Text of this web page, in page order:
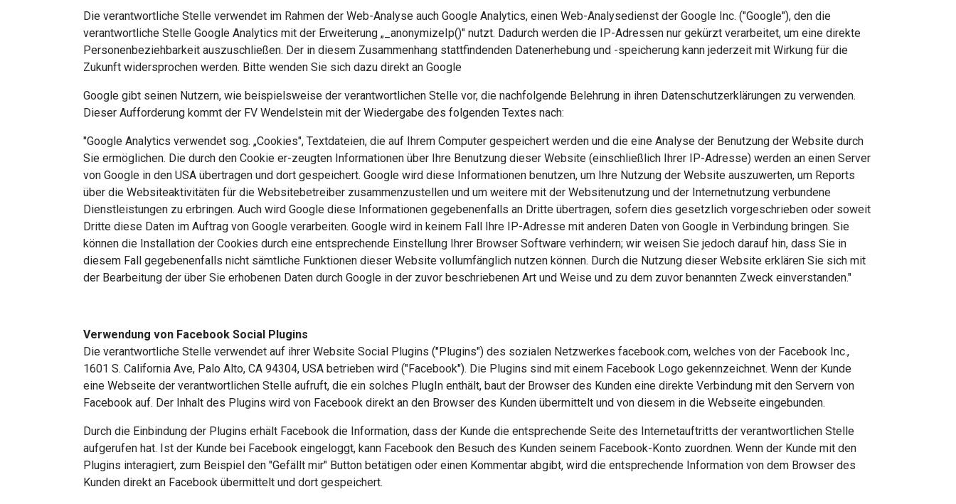
Die verantwortliche Stelle verwendet im Rahmen der Web-Analyse auch Google Analytics, einen Web-Analysedienst der Google Inc. ("Google"), den die
verantwortliche Stelle Google Analytics mit der Erweiterung „_anonymizeIp()" nutzt. Dadurch werden die IP-Adressen nur gekürzt verarbeitet, um eine direkte
Personenbeziehbarkeit auszuschließen. Der in diesem Zusammenhang stattfindenden Datenerhebung und -speicherung kann jederzeit mit Wirkung für die
Zukunft widersprochen werden. Bitte wenden Sie sich dazu direkt an Google
Google gibt seinen Nutzern, wie beispielsweise der verantwortlichen Stelle vor, die nachfolgende Belehrung in ihren Datenschutzerklärungen zu verwenden.
Dieser Aufforderung kommt der FV Wendelstein mit der Wiedergabe des folgenden Textes nach:
"Google Analytics verwendet sog. „Cookies", Textdateien, die auf Ihrem Computer gespeichert werden und die eine Analyse der Benutzung der Website durch
Sie ermöglichen. Die durch den Cookie er-zeugten Informationen über Ihre Benutzung dieser Website (einschließlich Ihrer IP-Adresse) werden an einen Server
von Google in den USA übertragen und dort gespeichert. Google wird diese Informationen benutzen, um Ihre Nutzung der Website auszuwerten, um Reports
über die Websiteaktivitäten für die Websitebetreiber zusammenzustellen und um weitere mit der Websitenutzung und der Internetnutzung verbundene
Dienstleistungen zu erbringen. Auch wird Google diese Informationen gegebenenfalls an Dritte übertragen, sofern dies gesetzlich vorgeschrieben oder soweit
Dritte diese Daten im Auftrag von Google verarbeiten. Google wird in keinem Fall Ihre IP-Adresse mit anderen Daten von Google in Verbindung bringen. Sie
können die Installation der Cookies durch eine entsprechende Einstellung Ihrer Browser Software verhindern; wir weisen Sie jedoch darauf hin, dass Sie in
diesem Fall gegebenenfalls nicht sämtliche Funktionen dieser Website vollumfänglich nutzen können. Durch die Nutzung dieser Website erklären Sie sich mit
der Bearbeitung der über Sie erhobenen Daten durch Google in der zuvor beschriebenen Art und Weise und zu dem zuvor benannten Zweck einverstanden."
Verwendung von Facebook Social Plugins
Die verantwortliche Stelle verwendet auf ihrer Website Social Plugins ("Plugins") des sozialen Netzwerkes facebook.com, welches von der Facebook Inc.,
1601 S. California Ave, Palo Alto, CA 94304, USA betrieben wird ("Facebook"). Die Plugins sind mit einem Facebook Logo gekennzeichnet. Wenn der Kunde
eine Webseite der verantwortlichen Stelle aufruft, die ein solches PlugIn enthält, baut der Browser des Kunden eine direkte Verbindung mit den Servern von
Facebook auf. Der Inhalt des Plugins wird von Facebook direkt an den Browser des Kunden übermittelt und von diesem in die Webseite eingebunden.
Durch die Einbindung der Plugins erhält Facebook die Information, dass der Kunde die entsprechende Seite des Internetauftritts der verantwortlichen Stelle
aufgerufen hat. Ist der Kunde bei Facebook eingeloggt, kann Facebook den Besuch des Kunden seinem Facebook-Konto zuordnen. Wenn der Kunde mit den
Plugins interagiert, zum Beispiel den "Gefällt mir" Button betätigen oder einen Kommentar abgibt, wird die entsprechende Information von dem Browser des
Kunden direkt an Facebook übermittelt und dort gespeichert.